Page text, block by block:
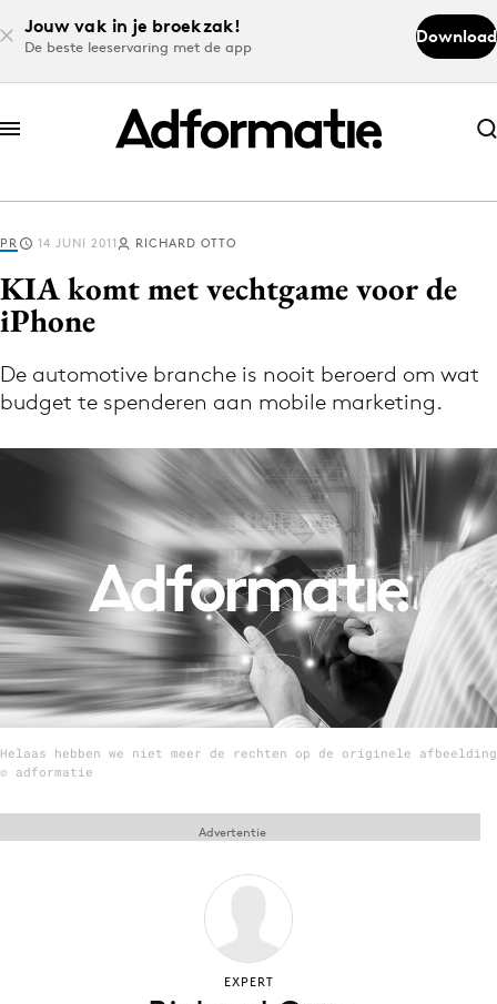
Jouw vak in je broekzak!
De beste leeservaring met de app
Download
Abonneer nu
Abonneer nu
Log in
Volg het laatste nieuws via de Adformatie
Nieuws app
Menu
Home
9 sept: GenAI-training
12 nov: MarketingLive!
Adverteren
Events
PR 14 JUNI 2011 RICHARD OTTO
KIA komt met vechtgame voor de
iPhone
De automotive branche is nooit beroerd om wat
budget te spenderen aan mobile marketing.
Helaas hebben we niet meer de rechten op de originele afbeelding
© adformatie
Advertentie
EXPERT